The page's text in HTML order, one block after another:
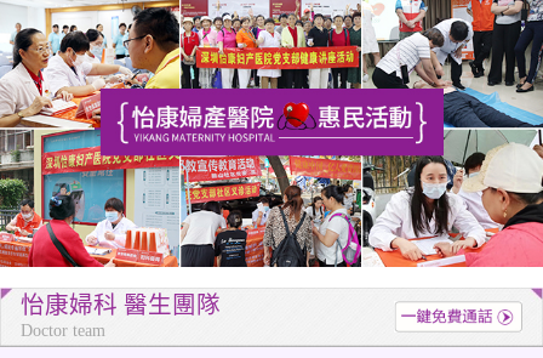
怡康婦科 醫生團隊
Doctor team